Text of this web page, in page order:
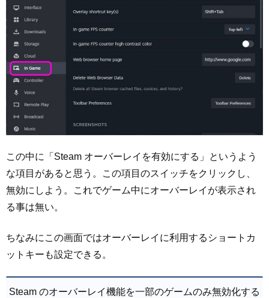
この中に「Steam オーバーレイを有効にする」というよう
な項目があると思う。この項目のスイッチをクリックし、
無効にしよう。これでゲーム中にオーバーレイが表示され
る事は無い。
ちなみにこの画面ではオーバーレイに利用するショートカ
ットキーも設定できる。
Steam のオーバーレイ機能を一部のゲームのみ無効化する